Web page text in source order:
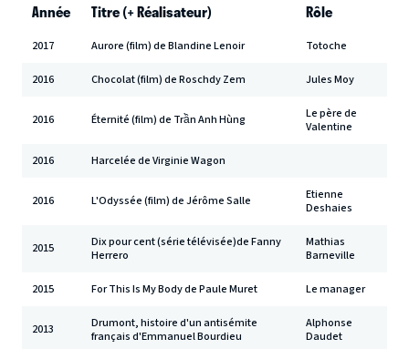
Année Titre (+ Réalisateur) Rôle
2017 Aurore (film) de Blandine Lenoir Totoche
2016 Chocolat (film) de Roschdy Zem Jules Moy
2016 Éternité (film) de Trần Anh Hùng
Le père de
Valentine
2016 Harcelée de Virginie Wagon
2016 L'Odyssée (film) de Jérôme Salle
Etienne
Deshaies
2015
Dix pour cent (série télévisée)de Fanny
Herrero
Mathias
Barneville
2015 For This Is My Body de Paule Muret Le manager
2013
Drumont, histoire d'un antisémite
français d'Emmanuel Bourdieu
Alphonse
Daudet